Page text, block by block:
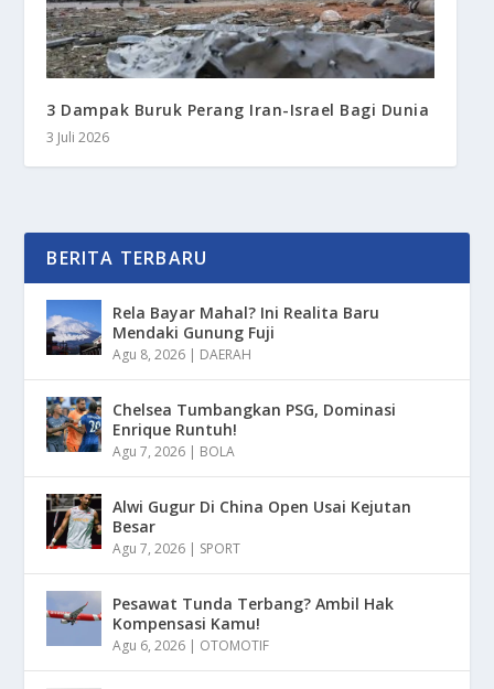
3 Dampak Buruk Perang Iran-Israel Bagi Dunia
3 Juli 2026
BERITA TERBARU
Rela Bayar Mahal? Ini Realita Baru
Mendaki Gunung Fuji
Agu 8, 2026 | DAERAH
Chelsea Tumbangkan PSG, Dominasi
Enrique Runtuh!
Agu 7, 2026 | BOLA
Alwi Gugur Di China Open Usai Kejutan
Besar
Agu 7, 2026 | SPORT
Pesawat Tunda Terbang? Ambil Hak
Kompensasi Kamu!
Agu 6, 2026 | OTOMOTIF